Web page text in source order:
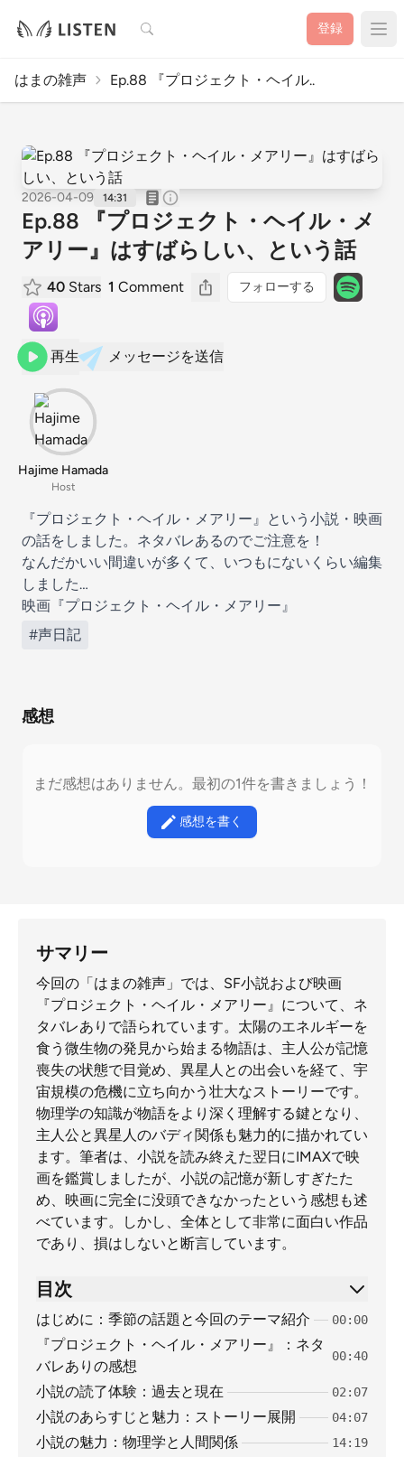
検索 登録
はまの雑声 Ep.88 『プロジェクト・ヘイル..
2026-04-09 14:31
Ep.88 『プロジェクト・ヘイル・メ
アリー』はすばらしい、という話
40 Stars 1 Comment フォローする
再生 メッセージを送信
Hajime Hamada
Host
『プロジェクト・ヘイル・メアリー』という小説・映画
の話をしました。ネタバレあるのでご注意を！
なんだかいい間違いが多くて、いつもにないくらい編集
しました…
映画『プロジェクト・ヘイル・メアリー』
#声日記
感想
まだ感想はありません。最初の1件を書きましょう！
感想を書く
サマリー
今回の「はまの雑声」では、SF小説および映画
『プロジェクト・ヘイル・メアリー』について、ネ
タバレありで語られています。太陽のエネルギーを
食う微生物の発見から始まる物語は、主人公が記憶
喪失の状態で目覚め、異星人との出会いを経て、宇
宙規模の危機に立ち向かう壮大なストーリーです。
物理学の知識が物語をより深く理解する鍵となり、
主人公と異星人のバディ関係も魅力的に描かれてい
ます。筆者は、小説を読み終えた翌日にIMAXで映
画を鑑賞しましたが、小説の記憶が新しすぎたた
め、映画に完全に没頭できなかったという感想も述
べています。しかし、全体として非常に面白い作品
であり、損はしないと断言しています。
目次
はじめに：季節の話題と今回のテーマ紹介 00:00
『プロジェクト・ヘイル・メアリー』：ネタ
バレありの感想
00:40
小説の読了体験：過去と現在 02:07
小説のあらすじと魅力：ストーリー展開 04:07
小説の魅力：物理学と人間関係 14:19